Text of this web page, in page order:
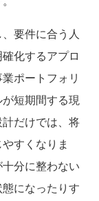
要件に合う人
化するアプロ
ポートフォリ
短期間する現
だけでは、将
すくなりま
分に整わない
になったりす